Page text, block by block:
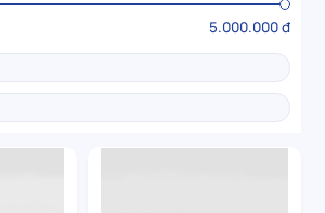
5.000.000 đ